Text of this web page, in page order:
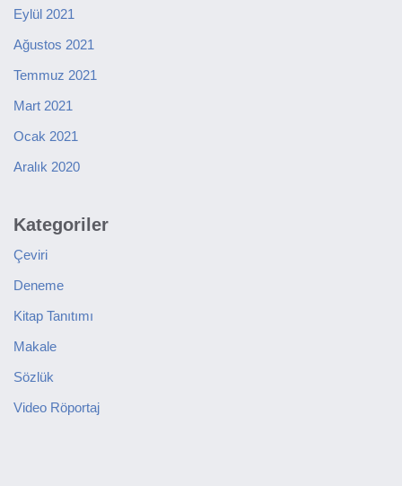
Eylül 2021
Ağustos 2021
Temmuz 2021
Mart 2021
Ocak 2021
Aralık 2020
Kategoriler
Çeviri
Deneme
Kitap Tanıtımı
Makale
Sözlük
Video Röportaj